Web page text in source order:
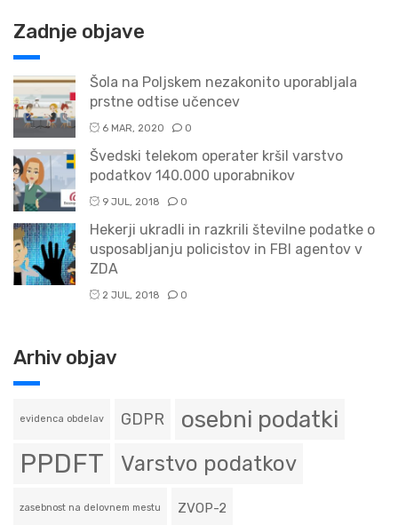
Zadnje objave
Šola na Poljskem nezakonito uporabljala
prstne odtise učencev
6 MAR, 2020 0
Švedski telekom operater kršil varstvo
podatkov 140.000 uporabnikov
9 JUL, 2018 0
Hekerji ukradli in razkrili številne podatke o
usposabljanju policistov in FBI agentov v
ZDA
2 JUL, 2018 0
Arhiv objav
evidenca obdelav GDPR osebni podatki
PPDFT Varstvo podatkov
zasebnost na delovnem mestu ZVOP-2